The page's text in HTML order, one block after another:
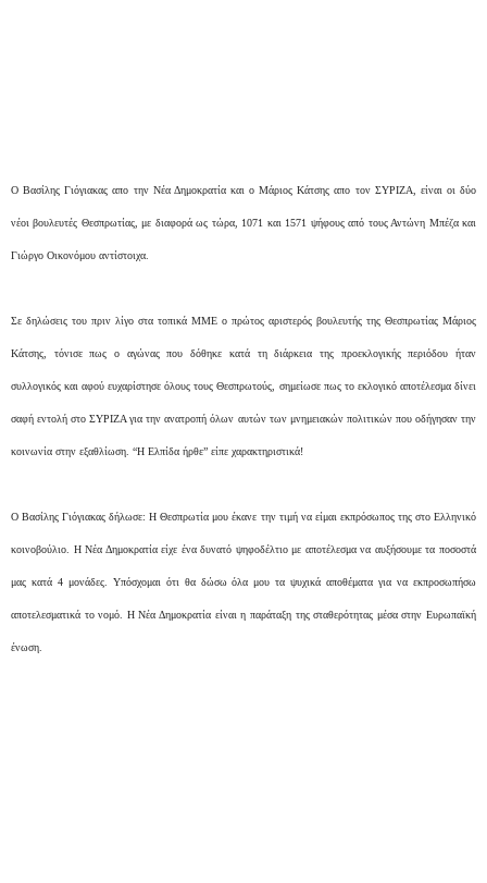
Ο Βασίλης Γιόγιακας απο την Νέα Δημοκρατία και ο Μάριος Κάτσης απο τον ΣΥΡΙΖΑ, είναι οι δύο
νέοι βουλευτές Θεσπρωτίας, με διαφορά ως τώρα, 1071 και 1571 ψήφους από τους Αντώνη Μπέζα και
Γιώργο Οικονόμου αντίστοιχα
Σε δηλώσεις του πριν λίγο στα τοπικά ΜΜΕ ο πρώτος αριστερός βουλευτής της Θεσπρωτίας Μάριος
Κάτσης, τόνισε πως ο αγώνας που δόθηκε κατά τη διάρκεια της προεκλογικής περιόδου ήταν
συλλογικός και αφού ευχαρίστησε όλους τους Θεσπρωτούς, σημείωσε πως το εκλογικό αποτέλεσμα δίνει
σαφή εντολή στο ΣΥΡΙΖΑ για την ανατροπή όλων αυτών των μνημειακών πολιτικών που οδήγησαν την
κοινωνία στην εξαθλίωση. “Η Ελπίδα ήρθε” είπε χαρακτηριστικά!
Ο Βασίλης Γιόγιακας δήλωσε: Η Θεσπρωτία μου έκανε την τιμή να είμαι εκπρόσωπος της στο Ελληνικό
κοινοβούλιο. Η Νέα Δημοκρατία είχε ένα δυνατό ψηφοδέλτιο με αποτέλεσμα να αυξήσουμε τα ποσοστά
μας κατά 4 μονάδες. Υπόσχομαι ότι θα δώσω όλα μου τα ψυχικά αποθέματα για να εκπροσωπήσω
αποτελεσματικά το νομό. Η Νέα Δημοκρατία είναι η παράταξη της σταθερότητας μέσα στην Ευρωπαϊκή
ένωση.